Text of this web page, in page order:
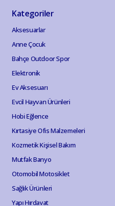
Kategoriler
Aksesuarlar
Anne Çocuk
Bahçe Outdoor Spor
Elektronik
Ev Aksesuarı
Evcil Hayvan Ürünleri
Hobi Eğlence
Kırtasiye Ofis Malzemeleri
Kozmetik Kişisel Bakım
Mutfak Banyo
Otomobil Motosiklet
Sağlık Ürünleri
Yapı Hırdavat